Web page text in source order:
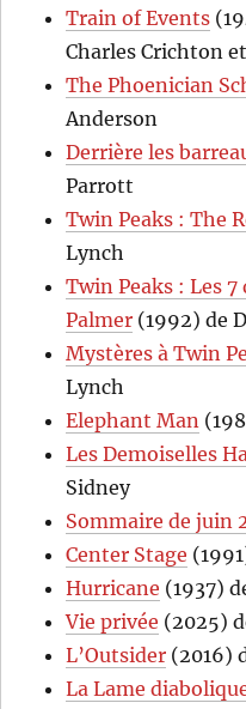
Train of Events
Charles Crichton
The Phoenician
Anderson
Derrière les
Parrott
Twin Peaks : The
Lynch
Twin Peaks : Les
Palmer (1992) de
Mystères à Twin
Lynch
Elephant Man
Les Demoiselles
Sidney
Sommaire de juin
Center Stage
Hurricane (1937)
Vie privée (2025)
L’Outsider (2016)
La Lame